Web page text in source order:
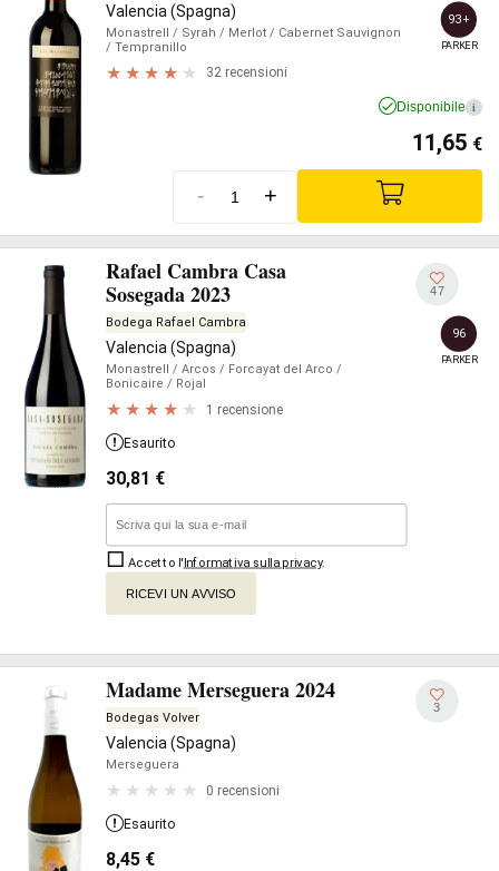
Valencia (Spagna)
Monastrell / Syrah / Merlot / Cabernet Sauvignon
/ Tempranillo
32 recensioni
93+
PARKER
Disponibile i
11,65 €
- +
Rafael Cambra Casa
Sosegada 2023
Bodega Rafael Cambra
Valencia (Spagna)
Monastrell / Arcos / Forcayat del Arco /
Bonicaire / Rojal
1 recensione
47
96
PARKER
Esaurito
30,81 €
Accetto l'Informativa sulla privacy.
RICEVI UN AVVISO
Madame Merseguera 2024
Bodegas Volver
Valencia (Spagna)
Merseguera
0 recensioni
3
Esaurito
8,45 €